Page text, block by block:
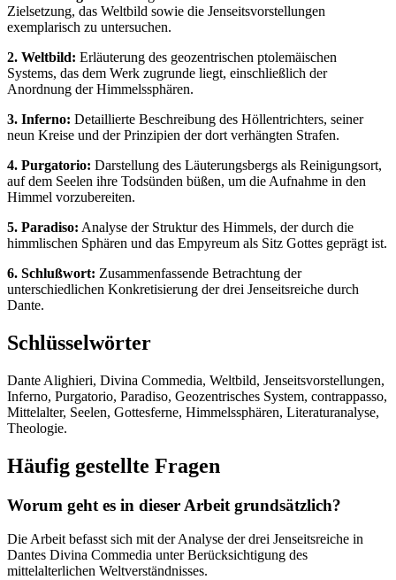
Zielsetzung, das Weltbild sowie die Jenseitsvorstellungen
exemplarisch zu untersuchen.
2. Weltbild: Erläuterung des geozentrischen ptolemäischen
Systems, das dem Werk zugrunde liegt, einschließlich der
Anordnung der Himmelssphären.
3. Inferno: Detaillierte Beschreibung des Höllentrichters, seiner
neun Kreise und der Prinzipien der dort verhängten Strafen.
4. Purgatorio: Darstellung des Läuterungsbergs als Reinigungsort,
auf dem Seelen ihre Todsünden büßen, um die Aufnahme in den
Himmel vorzubereiten.
5. Paradiso: Analyse der Struktur des Himmels, der durch die
himmlischen Sphären und das Empyreum als Sitz Gottes geprägt ist.
6. Schlußwort: Zusammenfassende Betrachtung der
unterschiedlichen Konkretisierung der drei Jenseitsreiche durch
Dante.
Schlüsselwörter
Dante Alighieri, Divina Commedia, Weltbild, Jenseitsvorstellungen,
Inferno, Purgatorio, Paradiso, Geozentrisches System, contrappasso,
Mittelalter, Seelen, Gottesferne, Himmelssphären, Literaturanalyse,
Theologie.
Häufig gestellte Fragen
Worum geht es in dieser Arbeit grundsätzlich?
Die Arbeit befasst sich mit der Analyse der drei Jenseitsreiche in
Dantes Divina Commedia unter Berücksichtigung des
mittelalterlichen Weltverständnisses.